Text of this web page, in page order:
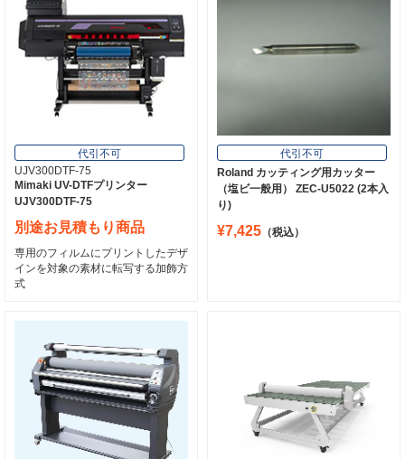
代引不可
UJV300DTF-75
Mimaki UV-DTFプリンター
UJV300DTF-75
別途お見積もり商品
専用のフィルムにプリントしたデザ
インを対象の素材に転写する加飾方
式
代引不可
Roland カッティング用カッター
（塩ビ一般用） ZEC-U5022 (2本入
り)
¥7,425 （税込）